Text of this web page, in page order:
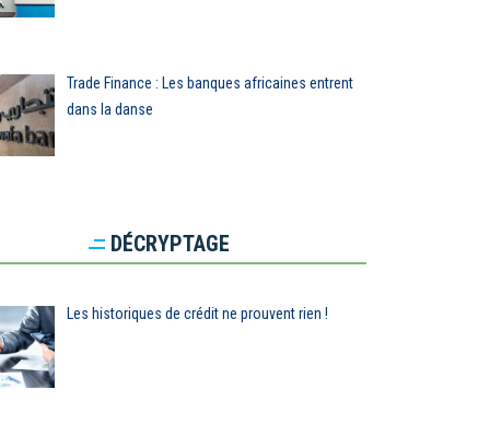
Trade Finance : Les banques africaines entrent
dans la danse
DÉCRYPTAGE
Les historiques de crédit ne prouvent rien !